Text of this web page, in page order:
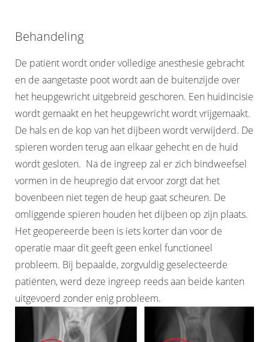
Behandeling
De patiënt wordt onder volledige anesthesie gebracht
en de aangetaste poot wordt aan de buitenzijde over
het heupgewricht uitgebreid geschoren. Een huidincisie
wordt gemaakt en het heupgewricht wordt vrijgemaakt.
De hals en de kop van het dijbeen wordt verwijderd. De
spieren worden terug aan elkaar gehecht en de huid
wordt gesloten. Na de ingreep zal er zich bindweefsel
vormen in de heupregio dat ervoor zorgt dat het
bovenbeen niet tegen de heup gaat scheuren. De
omliggende spieren houden het dijbeen op zijn plaats.
Het geopereerde been is iets korter dan voor de
operatie maar dit geeft geen enkel functioneel
probleem. Bij bepaalde, zorgvuldig geselecteerde
patiënten, werd deze ingreep reeds aan beide kanten
uitgevoerd zonder enig probleem.